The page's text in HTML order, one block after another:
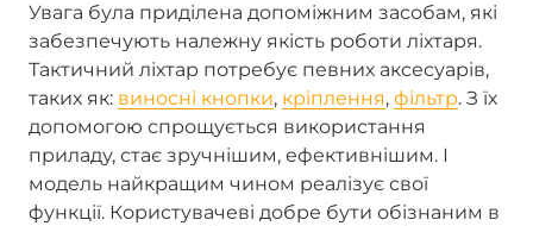
Увага була приділена допоміжним засобам, які
забезпечують належну якість роботи ліхтаря.
Тактичний ліхтар потребує певних аксесуарів,
таких як: виносні кнопки, кріплення, фільтр. З їх
допомогою спрощується використання
приладу, стає зручнішим, ефективнішим. І
модель найкращим чином реалізує свої
функції. Користувачеві добре бути обізнаним в